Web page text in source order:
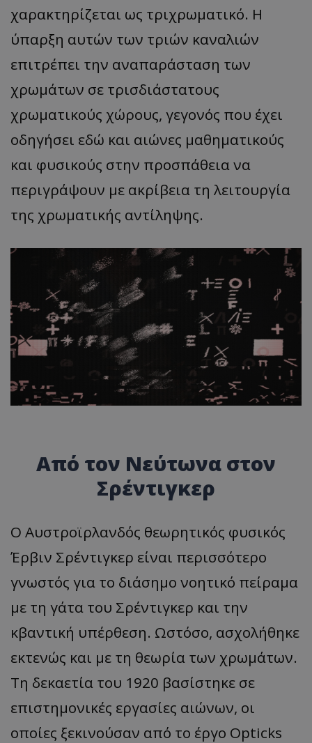
χαρακτηρίζεται ως τριχρωματικό. Η
ύπαρξη αυτών των τριών καναλιών
επιτρέπει την αναπαράσταση των
χρωμάτων σε τρισδιάστατους
χρωματικούς χώρους, γεγονός που έχει
οδηγήσει εδώ και αιώνες μαθηματικούς
και φυσικούς στην προσπάθεια να
περιγράψουν με ακρίβεια τη λειτουργία
της χρωματικής αντίληψης.
Από τον Νεύτωνα στον
Σρέντιγκερ
Ο Αυστροϊρλανδός θεωρητικός φυσικός
Έρβιν Σρέντιγκερ είναι περισσότερο
γνωστός για το διάσημο νοητικό πείραμα
με τη γάτα του Σρέντιγκερ και την
κβαντική υπέρθεση. Ωστόσο, ασχολήθηκε
εκτενώς και με τη θεωρία των χρωμάτων.
Τη δεκαετία του 1920 βασίστηκε σε
επιστημονικές εργασίες αιώνων, οι
οποίες ξεκινούσαν από το έργο Opticks